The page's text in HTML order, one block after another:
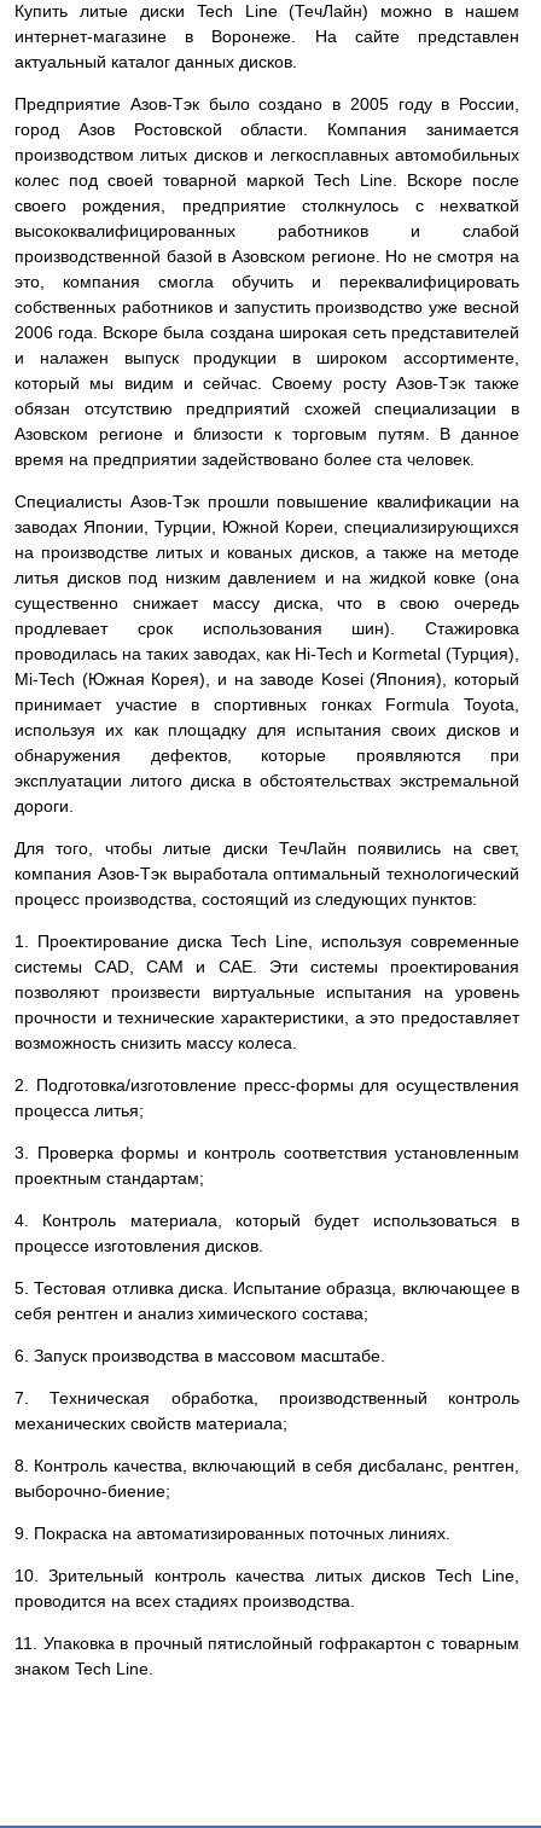
Купить литые диски Tech Line (ТечЛайн) можно в нашем
интернет-магазине в Воронеже. На сайте представлен
актуальный каталог данных дисков.
Предприятие Азов-Тэк было создано в 2005 году в России,
город Азов Ростовской области. Компания занимается
производством литых дисков и легкосплавных автомобильных
колес под своей товарной маркой Tech Line. Вскоре после
своего рождения, предприятие столкнулось с нехваткой
высококвалифицированных работников и слабой
производственной базой в Азовском регионе. Но не смотря на
это, компания смогла обучить и переквалифицировать
собственных работников и запустить производство уже весной
2006 года. Вскоре была создана широкая сеть представителей
и налажен выпуск продукции в широком ассортименте,
который мы видим и сейчас. Своему росту Азов-Тэк также
обязан отсутствию предприятий схожей специализации в
Азовском регионе и близости к торговым путям. В данное
время на предприятии задействовано более ста человек.
Специалисты Азов-Тэк прошли повышение квалификации на
заводах Японии, Турции, Южной Кореи, специализирующихся
на производстве литых и кованых дисков, а также на методе
литья дисков под низким давлением и на жидкой ковке (она
существенно снижает массу диска, что в свою очередь
продлевает срок использования шин). Стажировка
проводилась на таких заводах, как Hi-Tech и Kormetal (Турция),
Mi-Tech (Южная Корея), и на заводе Kosei (Япония), который
принимает участие в спортивных гонках Formula Toyota,
используя их как площадку для испытания своих дисков и
обнаружения дефектов, которые проявляются при
эксплуатации литого диска в обстоятельствах экстремальной
дороги.
Для того, чтобы литые диски ТечЛайн появились на свет,
компания Азов-Тэк выработала оптимальный технологический
процесс производства, состоящий из следующих пунктов:
1. Проектирование диска Tech Line, используя современные
системы СAD, CAM и CAE. Эти системы проектирования
позволяют произвести виртуальные испытания на уровень
прочности и технические характеристики, а это предоставляет
возможность снизить массу колеса.
2. Подготовка/изготовление пресс-формы для осуществления
процесса литья;
3. Проверка формы и контроль соответствия установленным
проектным стандартам;
4. Контроль материала, который будет использоваться в
процессе изготовления дисков.
5. Тестовая отливка диска. Испытание образца, включающее в
себя рентген и анализ химического состава;
6. Запуск производства в массовом масштабе.
7. Техническая обработка, производственный контроль
механических свойств материала;
8. Контроль качества, включающий в себя дисбаланс, рентген,
выборочно-биение;
9. Покраска на автоматизированных поточных линиях.
10. Зрительный контроль качества литых дисков Tech Line,
проводится на всех стадиях производства.
11. Упаковка в прочный пятислойный гофракартон с товарным
знаком Tech Line.